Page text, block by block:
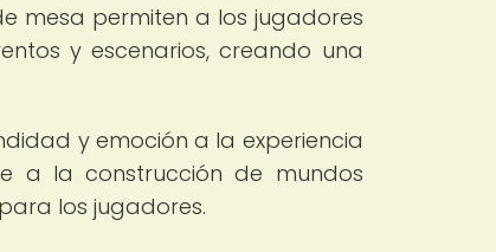
mesa permiten a los jugadores
y escenarios, creando una
y emoción a la experiencia
a la construcción de mundos
los jugadores.